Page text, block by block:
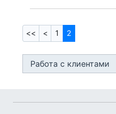
<< < 1 2
Работа с клиентами